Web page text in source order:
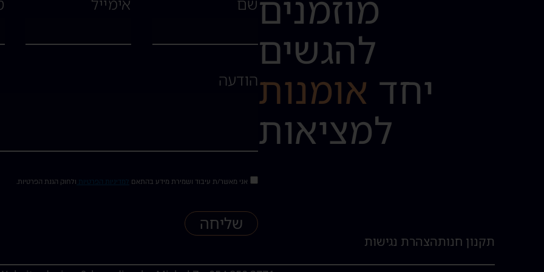
להגשים
יחד אומנות
למציאות
הודעה
אני מאשר/ת עיבוד ושמירת מידע בהתאם למדיניות הפרטיות ולחוק הגנת הפרטיות.
שליחה
תקנון חנותהצהרת נגישות